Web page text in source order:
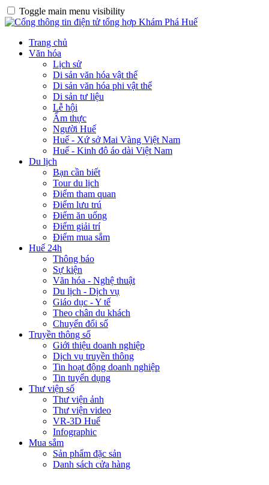
Toggle main menu visibility
Trang chủ
Văn hóa
Lịch sử
Di sản văn hóa vật thể
Di sản văn hóa phi vật thể
Di sản tư liệu
Lễ hội
Ẩm thực
Người Huế
Huế - Xứ sở Mai Vàng Việt Nam
Huế - Kinh đô áo dài Việt Nam
Du lịch
Bạn cần biết
Tour du lịch
Điểm tham quan
Điểm lưu trú
Điểm ăn uống
Điểm giải trí
Điểm mua sắm
Huế 24h
Thông báo
Sự kiện
Văn hóa - Nghệ thuật
Du lịch - Dịch vụ
Giáo dục - Y tế
Theo chân du khách
Chuyển đổi số
Truyền thông số
Giới thiệu doanh nghiệp
Dịch vụ truyền thông
Tin hoạt động doanh nghiệp
Tin tuyển dụng
Thư viện số
Thư viện ảnh
Thư viện video
VR-3D Huế
Infographic
Mua sắm
Sản phẩm đặc sản
Danh sách cửa hàng